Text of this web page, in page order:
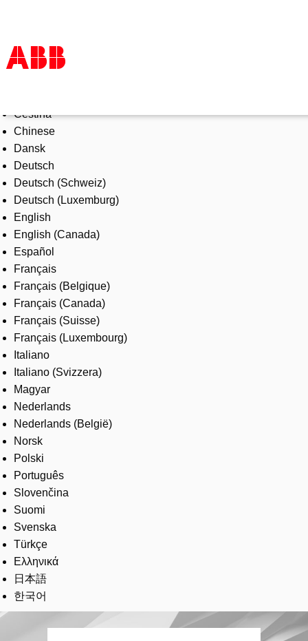
Products & Solutions
Industries
Services
About us
Where to buy
Contact us
Careers
Čeština
Chinese
Dansk
Deutsch
Deutsch (Schweiz)
Deutsch (Luxemburg)
English
English (Canada)
Español
Français
Français (Belgique)
Français (Canada)
Français (Suisse)
Français (Luxembourg)
Italiano
Italiano (Svizzera)
Magyar
Nederlands
Nederlands (België)
Norsk
Polski
Português
Slovenčina
Suomi
Svenska
Türkçe
Ελληνικά
日本語
한국어